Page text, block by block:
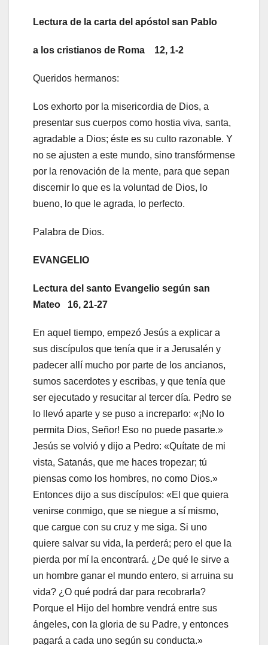
Lectura de la carta del apóstol san Pablo
a los cristianos de Roma 12, 1-2
Queridos hermanos:
Los exhorto por la misericordia de Dios, a
presentar sus cuerpos como hostia viva, santa,
agradable a Dios; éste es su culto razonable. Y
no se ajusten a este mundo, sino transfórmense
por la renovación de la mente, para que sepan
discernir lo que es la voluntad de Dios, lo
bueno, lo que le agrada, lo perfecto.
Palabra de Dios.
EVANGELIO
Lectura del santo Evangelio según san
Mateo 16, 21-27
En aquel tiempo, empezó Jesús a explicar a
sus discípulos que tenía que ir a Jerusalén y
padecer allí mucho por parte de los ancianos,
sumos sacerdotes y escribas, y que tenía que
ser ejecutado y resucitar al tercer día. Pedro se
lo llevó aparte y se puso a increparlo: «¡No lo
permita Dios, Señor! Eso no puede pasarte.»
Jesús se volvió y dijo a Pedro: «Quítate de mi
vista, Satanás, que me haces tropezar; tú
piensas como los hombres, no como Dios.»
Entonces dijo a sus discípulos: «El que quiera
venirse conmigo, que se niegue a sí mismo,
que cargue con su cruz y me siga. Si uno
quiere salvar su vida, la perderá; pero el que la
pierda por mí la encontrará. ¿De qué le sirve a
un hombre ganar el mundo entero, si arruina su
vida? ¿O qué podrá dar para recobrarla?
Porque el Hijo del hombre vendrá entre sus
ángeles, con la gloria de su Padre, y entonces
pagará a cada uno según su conducta.»